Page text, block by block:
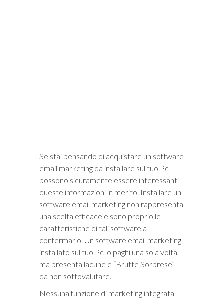
Se stai pensando di acquistare un software
email marketing da installare sul tuo Pc
possono sicuramente essere interessanti
queste informazioni in merito. Installare un
software email marketing non rappresenta
una scelta efficace e sono proprio le
caratteristiche di tali software a
confermarlo. Un software email marketing
installato sul tuo Pc lo paghi una sola volta,
ma presenta lacune e “Brutte Sorprese”
da non sottovalutare.
Nessuna funzione di marketing integrata